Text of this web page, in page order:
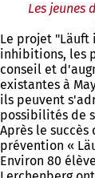
Les jeunes
Le projet "Läuft
inhibitions, les
conseil et
existantes à
ils peuvent
possibilités de
Après le
prévention «
Environ 80